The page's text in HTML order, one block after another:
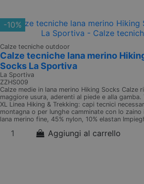
-10%
Calze tecniche outdoor
Calze tecniche lana merino
Socks La Sportiva
La Sportiva
ZZHS009
Calze medie in lana merino Hiking Socks Calze
maggiore usura, aderenti al piede e alla
XL Linea Hiking & Trekking: capi tecnici
montagna o per lunghe camminate con lo zaino
lana merino fine, 45% nylon, 10% elastan
Aggiungi al carrello